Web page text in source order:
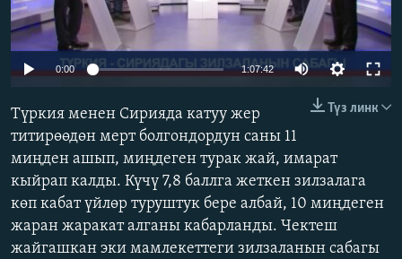
ЭЖЕ-СИҢДИЛЕР
АЗАТТЫК+
ОНЛАЙН ШЕРИНЕ
ЭЕ/АРнун бардык сайттары
240p 480p
720p
0:00 1:07:42 Auto
240p
480p
Түз линк
Түркия менен Сирияда катуу жер
титирөөдөн мерт болгондордун саны 11
миңден ашып, миңдеген турак жай, имарат
кыйрап калды. Күчү 7,8 баллга жеткен зилзалага
көп кабат үйлөр туруштук бере албай, 10 миңдеген
жаран жаракат алганы кабарланды. Чектеш
жайгашкан эки мамлекеттеги зилзаланын сабагы